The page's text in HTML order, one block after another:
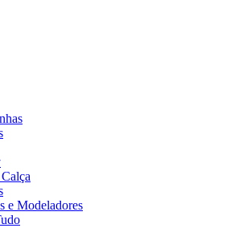
e Modeladores